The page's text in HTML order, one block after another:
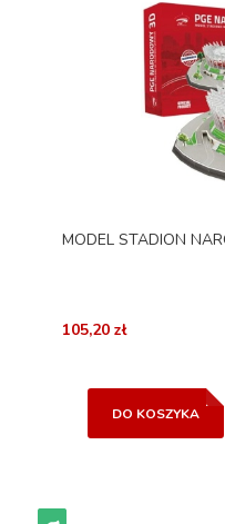
MODEL STADION
105,20 zł
DO KOSZYKA